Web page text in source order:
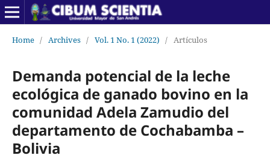
Home / Archives / Vol. 1 No. 1 (2022) / Artículos
Demanda potencial de la leche
ecológica de ganado bovino en la
comunidad Adela Zamudio del
departamento de Cochabamba –
Bolivia